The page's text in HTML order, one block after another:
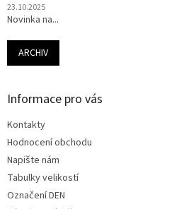
23.10.2025
Novinka na...
ARCHIV
Informace pro vás
Kontakty
Hodnocení obchodu
Napište nám
Tabulky velikostí
Označení DEN